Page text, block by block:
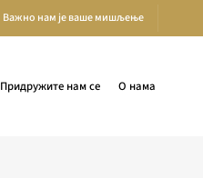
Важно нам је ваше мишљење
Придружите нам се О нама